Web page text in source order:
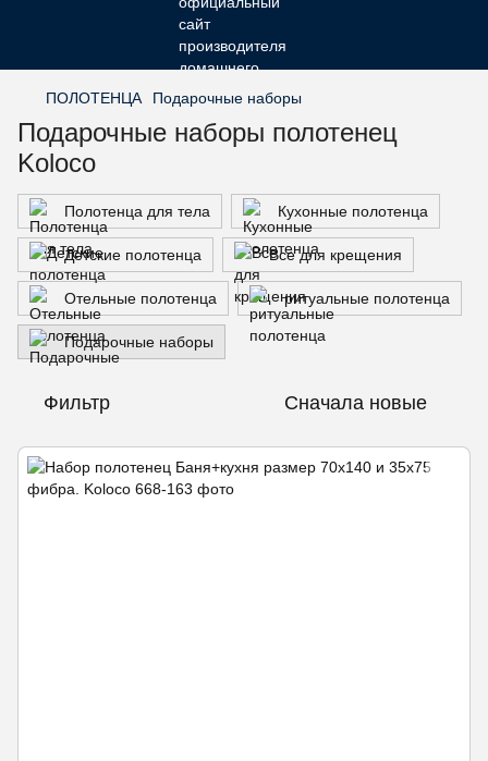
ПОЛОТЕНЦА Подарочные наборы
Подарочные наборы полотенец
Koloco
Полотенца для тела Кухонные полотенца
Детские полотенца Все для крещения
Отельные полотенца ритуальные полотенца
Подарочные наборы
Фильтр Сначала новые